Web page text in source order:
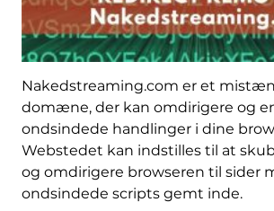
Nakedstreaming.com er et
domæne, der kan omdirigere og
ondsindede handlinger i dine
Webstedet kan indstilles til at
og omdirigere browseren til sider
ondsindede scripts gemt inde.